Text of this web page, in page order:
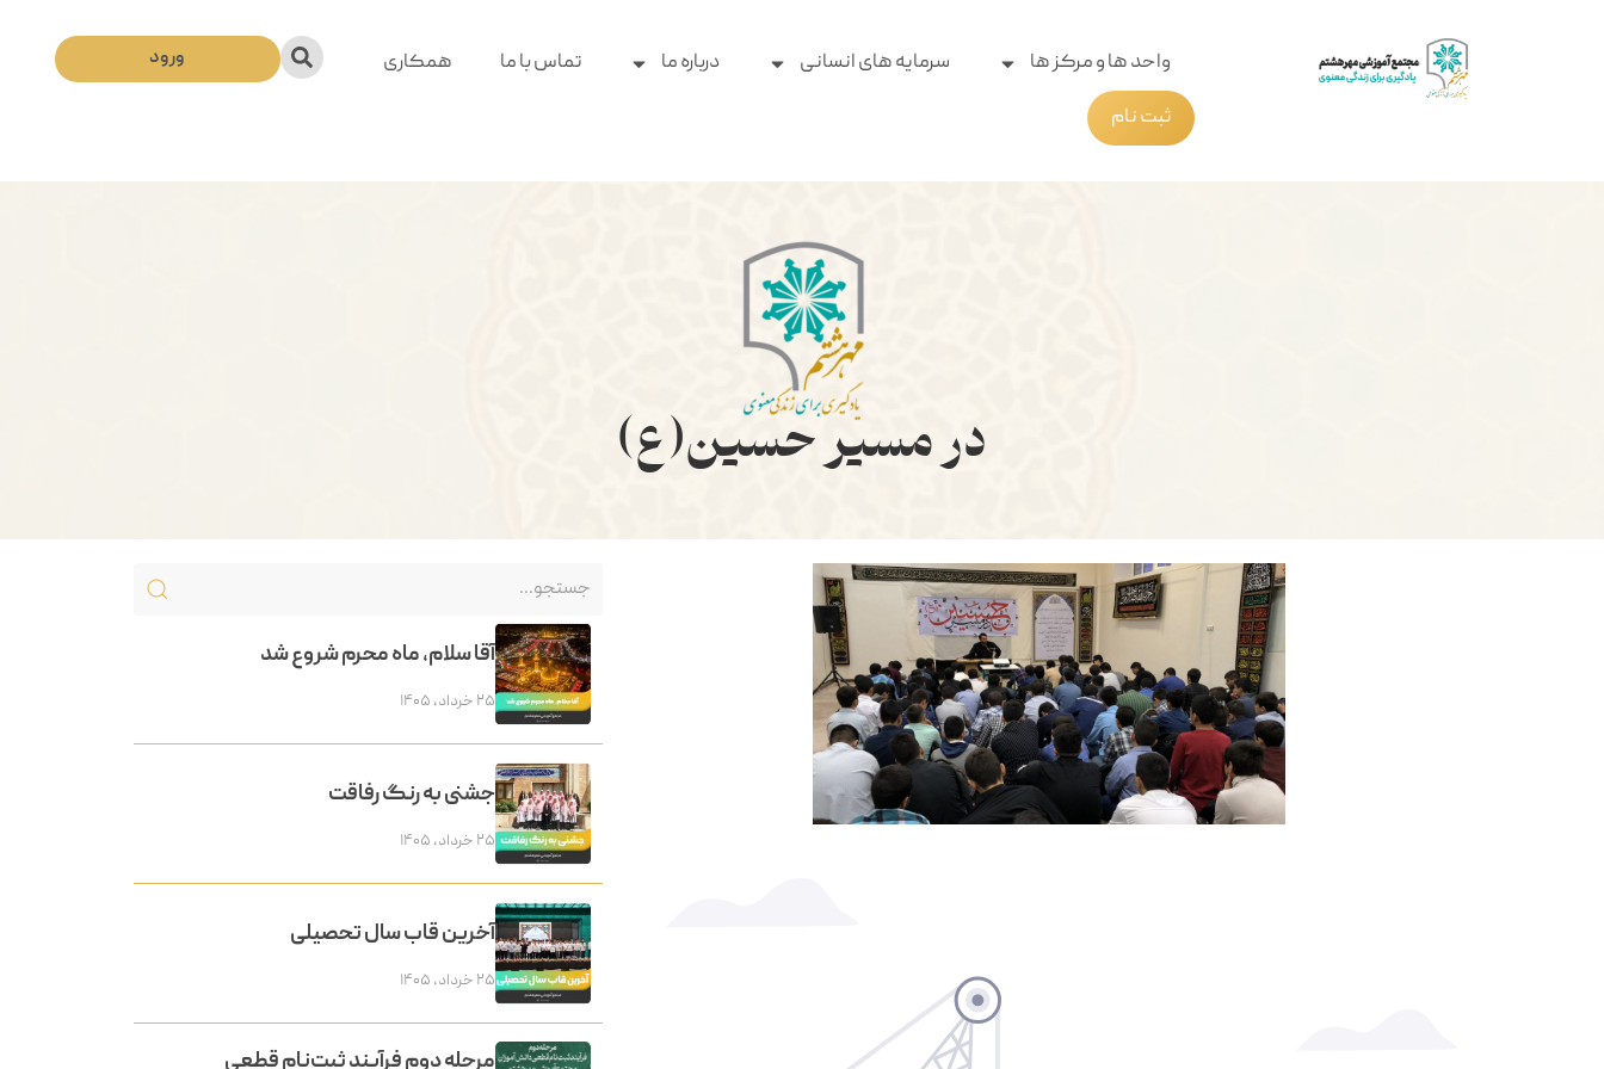
واحد ها و مرکز ها سرمایه های انسانی درباره ما تماس با ما
همکاری
ثبت نام
ورود
در مسیر حسین(ع)
آقا سلام، ماه محرم شروع شد
۲۵ خرداد, ۱۴۰۵
جشنی به رنگ رفاقت
۲۵ خرداد, ۱۴۰۵
آخرین قاب سال تحصیلی
۲۵ خرداد, ۱۴۰۵
مرحله دوم فرآیند ثبت‌نام قطعی